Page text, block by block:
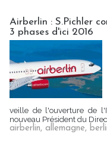
Airberlin : S.Pichler
3 phases d'ici 2016
veille de l'ouverture de
nouveau Président du
airberlin, allemagne,